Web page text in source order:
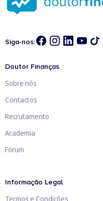
Siga-nos:
Doutor Finanças
Sobre nós
Contactos
Recrutamento
Academia
Fórum
Informação Legal
Termos e Condições